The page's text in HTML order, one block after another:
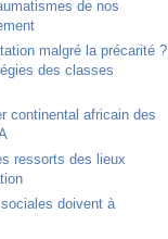
de nos
malgré la précarité ?
des classes
continental africain des
ressorts des lieux
doivent à